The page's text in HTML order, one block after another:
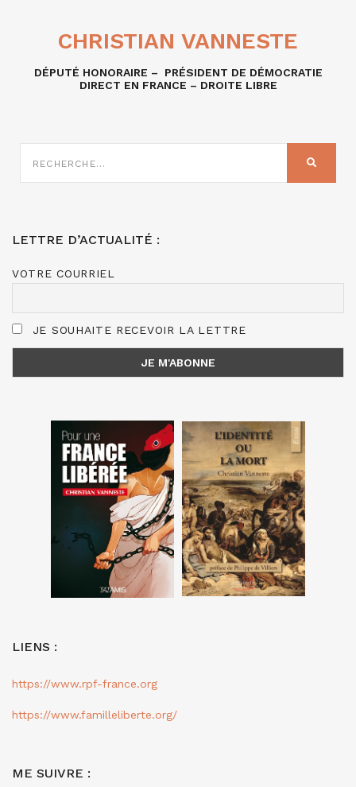
CHRISTIAN VANNESTE
DÉPUTÉ HONORAIRE – PRÉSIDENT DE DÉMOCRATIE
DIRECT EN FRANCE – DROITE LIBRE
SUR
LETTRE D’ACTUALITÉ :
VOTRE COURRIEL
JE SOUHAITE RECEVOIR LA LETTRE
LIENS :
https://www.rpf-france.org
https://www.familleliberte.org/
ME SUIVRE :